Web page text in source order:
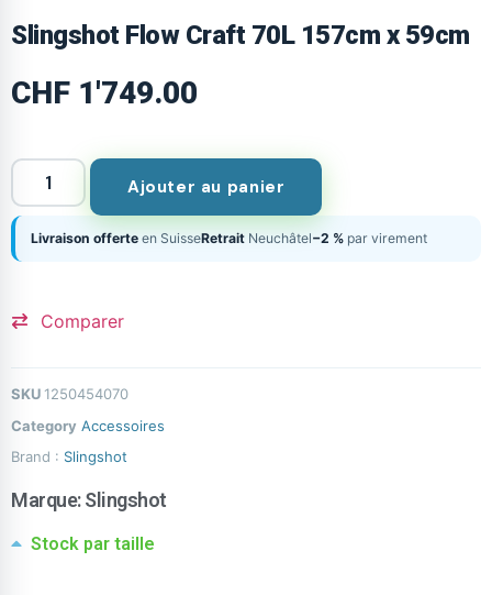
Slingshot Flow Craft 70L 157cm x 59cm
CHF 1'749.00
Ajouter au panier
Livraison offerte en SuisseRetrait Neuchâtel−2 % par virement
Comparer
SKU 1250454070
Category Accessoires
Brand : Slingshot
Marque:Slingshot
Stock par taille